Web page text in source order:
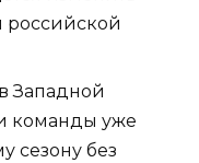
российской
Западной
команды уже
сезону без